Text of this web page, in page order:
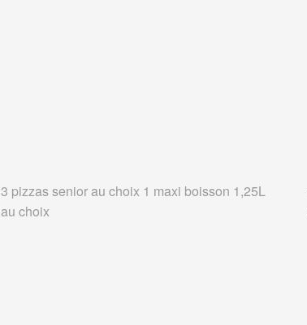
3 pizzas senior au choix 1 maxi boisson 1,25L
au choix